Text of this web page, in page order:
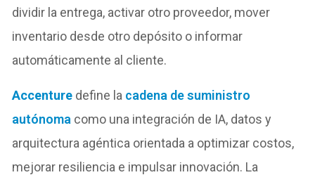
dividir la entrega, activar otro proveedor, mover
inventario desde otro depósito o informar
automáticamente al cliente.
Accenture define la cadena de suministro
autónoma como una integración de IA, datos y
arquitectura agéntica orientada a optimizar costos,
mejorar resiliencia e impulsar innovación. La